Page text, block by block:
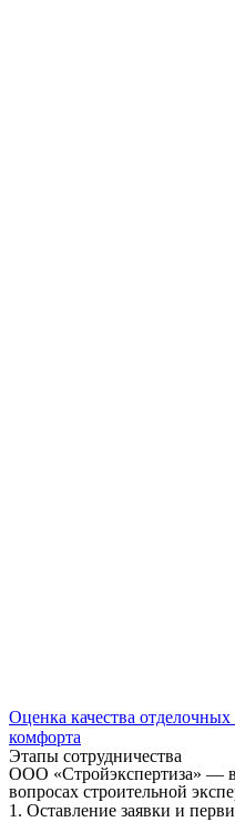
Оценка качества
комфорта
Этапы сотрудничества
ООО «Стройэкспертиза» —
вопросах строительной
1. Оставление заявки и